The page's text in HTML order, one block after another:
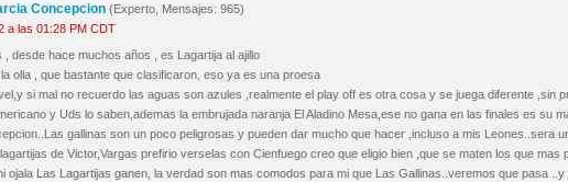
Concepcion (Experto, Mensajes: 965)
a las 01:28 PM CDT
, desde hace muchos años , es Lagartija al ajillo
olla , que bastante que clasificaron, eso ya es una proesa
si mal no recuerdo las aguas son azules ,realmente el play off es otra cosa y se juega diferente ,sin
y Uds lo saben,ademas la embrujada naranja El Aladino Mesa,ese no gana en las finales es su
gallinas son un poco peligrosas y pueden dar mucho que hacer ,incluso a mis Leones..sera
de Victor,Vargas prefirio verselas con Cienfuego creo que eligio bien ,que se maten los que mas
ojala Las Lagartijas ganen, la verdad son mas comodos para mi que Las Gallinas..veremos que pasa ..y